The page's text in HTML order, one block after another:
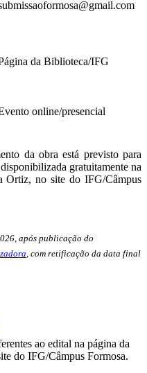
da Biblioteca/IFG
online/presencial
da obra está previsto para
gratuitamente na
Ortiz, no site do IFG/Câmpus
após publicação do
, com retificação da data final
ao edital na página da
do IFG/Câmpus Formosa.